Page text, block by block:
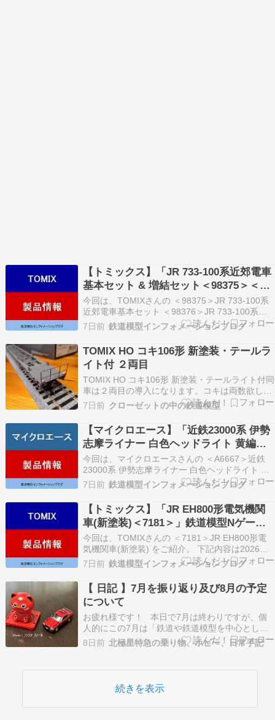
【トミックス】「JR 733-100系近郊電車
基本セット & 増結セット＜98375＞＜
98376＞」鉄道模型Nゲージ(26年版)
今回は、TOMIXさんの ＜98375＞JR 733-100系
近郊電車基本セット ＜98376＞JR 733-100系近
郊電車増結セット をご紹介。 下記内容は2026年
更新時点の情報です。 ★＜98375＞JR 733-100
系近郊電車基本セット ★＜98376＞JR 733…
7日前 鉄道模型インフォメーションブログ
TOMIX HO コキ106形 新塗装・テールラ
イト付 ２両目
TOMIX HO コキ106形 新塗装・テールライト付同
車は２両目の導入になります。コキは両数欲しい
ですからねパイピングも良いですね カプラーは
KDタイプに交換しました。金属製だと連結時の
音が良いんですよねテールライト付きですが、気
になるのは走行時のチラつきどうしてもコンテナ
車は…
7日前 クローゼットの中の鉄道模型
【マイクロエース】「近鉄23000系 伊勢
志摩ライナー 白色ヘッドライト 黄編成
6両セット＜A6667＞」鉄道模型Nゲージ
(26年版)
今回は、マイクロエースさんの ＜A6667＞近鉄
23000系 伊勢志摩ライナー 白色ヘッドライト 黄
編成 6両セット をご紹介。 下記内容は2026年更
新時点の情報です ★＜A6667＞近鉄23000系 伊
勢志摩ライナー 白色ヘッドライト 黄編成 6両セ
ット AD Yahoo …
7日前 鉄道模型インフォメーションブログ
【トミックス】「JR EH800形電気機関
車(新塗装)＜7181＞」鉄道模型Nゲージ
(26年版)
今回は、TOMIXさんの ＜7181＞JR EH800形電
気機関車(新塗装) をご紹介。 下記内容は2026年
更新時点の情報です。 ★＜7181＞JR EH800形電
気機関車(新塗装) AD Yahoo AD Rakuten ＜実車
ガイド＞ JRグループで設計・製造した初の交
流…
7日前 鉄道模型インフォメーションブログ
【 日記 】7月を振り返り及び8月の予定
について
お疲れ様です！ 本日で7月は終わりですが、個
人的にこの7月は「鉄道や鉄道模型を中心とし
た、充実した7月」と感じています。 ↑ 福島県会
津若松市を訪れた際に買った「あかべこちゃん」
イン、西部警察マシンRS-1のトミカ(右) ①…
8日前 北極星特急の乗り物、ホビー、日常手記
続きを表示